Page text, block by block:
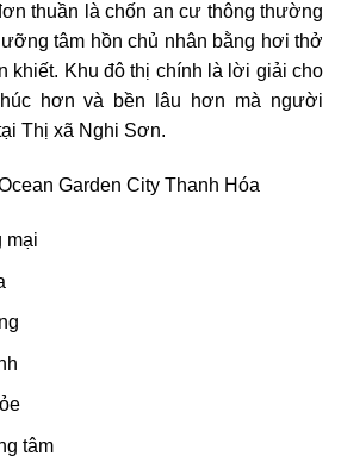
thuần là chốn an cư thông thường
tâm hồn chủ nhân bằng hơi thở
khiết. Khu đô thị chính là lời giải cho
hơn và bền lâu hơn mà người
Thị xã Nghi Sơn.
Garden City Thanh Hóa
mại
tâm